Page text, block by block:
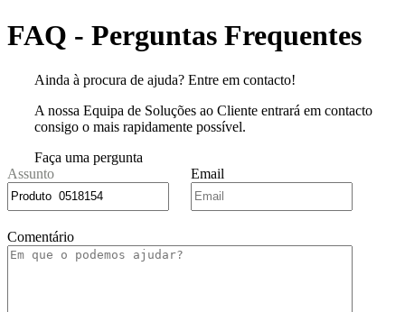
FAQ - Perguntas Frequentes
Ainda à procura de ajuda? Entre em contacto!
A nossa Equipa de Soluções ao Cliente entrará em contacto
consigo o mais rapidamente possível.
Faça uma pergunta
Assunto
Email
Comentário